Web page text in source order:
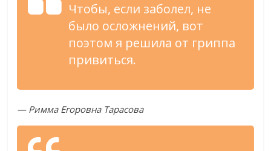
Чтобы, если заболел, не
было осложнений, вот
поэтом я решила от гриппа
привиться.
— Римма Егоровна Тарасова